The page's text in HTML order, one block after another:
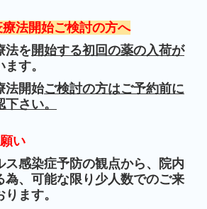
法開始ご検討の方へ
法を 開始する初回の薬の入荷が
す。
法開始ご検討の方はご予約前に
さい。
い
ス感染症予防の観点から、院内
為、可能な限り少人数でのご来
ます。